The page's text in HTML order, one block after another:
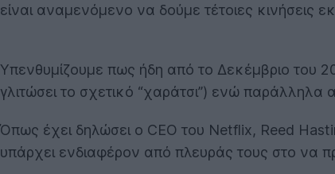
είναι αναμενόμενο να δούμε τέτοιες κινήσεις
Υπενθυμίζουμε πως ήδη από το Δεκέμβριο του
γλιτώσει το σχετικό “χαράτσι”) ενώ παράλληλα
Όπως έχει δηλώσει ο CEO του Netflix, Reed
υπάρχει ενδιαφέρον από πλευράς τους στο να